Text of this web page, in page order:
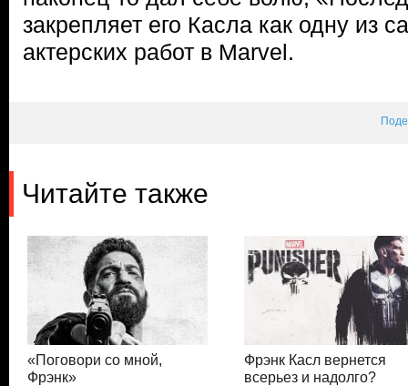
закрепляет его Касла как одну из
актерских работ в Marvel.
Читайте также
«Поговори со мной,
Фрэнк»
Фрэнк Касл вернется
всерьез и надолго?